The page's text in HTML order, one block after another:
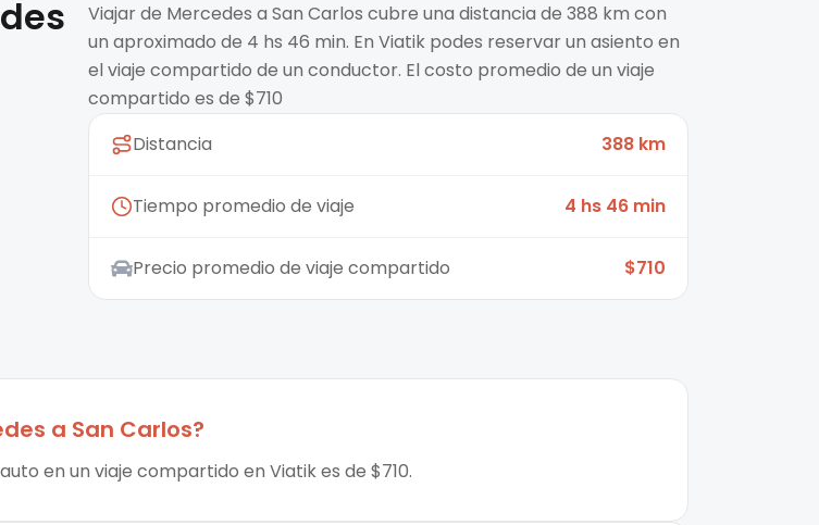
Viajar de Mercedes a San Carlos cubre una distancia de 388 km con
un aproximado de 4 hs 46 min. En Viatik podes reservar un asiento en
el viaje compartido de un conductor. El costo promedio de un viaje
compartido es de $710
Distancia
388 km
Tiempo promedio de viaje 4 hs 46 min
Precio promedio de viaje compartido $710
a San Carlos?
en un viaje compartido en Viatik es de $710.